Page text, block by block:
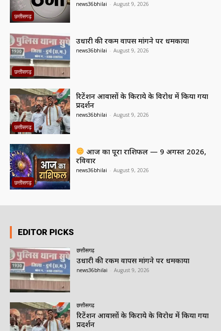
छत्तीसगढ़
news36bhilai - August 9, 2026
छत्तीसगढ़
उधारी की रकम वापस मांगने पर धमकाया
news36bhilai - August 9, 2026
छत्तीसगढ़
रिटेंशन आवासों के किराये के विरोध में किया गया
प्रदर्शन
news36bhilai - August 9, 2026
छत्तीसगढ़
आज का पूरा राशिफल — 9 अगस्त 2026,
रविवार
news36bhilai - August 9, 2026
EDITOR PICKS
छत्तीसगढ़
उधारी की रकम वापस मांगने पर धमकाया
news36bhilai August 9, 2026
छत्तीसगढ़
रिटेंशन आवासों के किराये के विरोध में किया गया
प्रदर्शन